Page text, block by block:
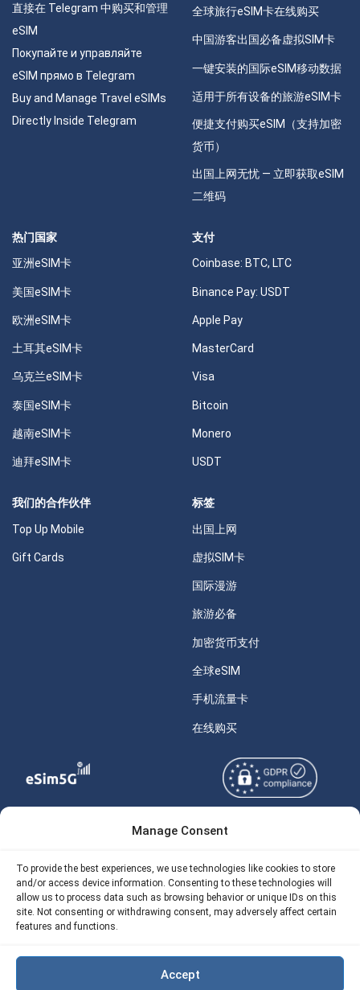
Manage Consent
To provide the best experiences, we use technologies like cookies to store
and/or access device information. Consenting to these technologies will
allow us to process data such as browsing behavior or unique IDs on this
site. Not consenting or withdrawing consent, may adversely affect certain
features and functions.
Accept
直接在 Telegram 中购买和管理
eSIM
Покупайте и управляйте
eSIM прямо в Telegram
Buy and Manage Travel eSIMs
Directly Inside Telegram
全球旅行eSIM卡在线购买
中国游客出国必备虚拟SIM卡
一键安装的国际eSIM移动数据
适用于所有设备的旅游eSIM卡
便捷支付购买eSIM（支持加密
货币）
出国上网无忧 — 立即获取eSIM
二维码
热门国家
亚洲eSIM卡
美国eSIM卡
欧洲eSIM卡
土耳其eSIM卡
乌克兰eSIM卡
泰国eSIM卡
越南eSIM卡
迪拜eSIM卡
支付
Coinbase: BTC, LTC
Binance Pay: USDT
Apple Pay
MasterCard
Visa
Bitcoin
Monero
USDT
我们的合作伙伴
Top Up Mobile
Gift Cards
标签
出国上网
虚拟SIM卡
国际漫游
旅游必备
加密货币支付
全球eSIM
手机流量卡
在线购买
Your Tickets
免费eSIM流量计算器
我们的 API
eSIM5G 退款政策
Copyright © 2026
使用条款
隐私政策
Site Map